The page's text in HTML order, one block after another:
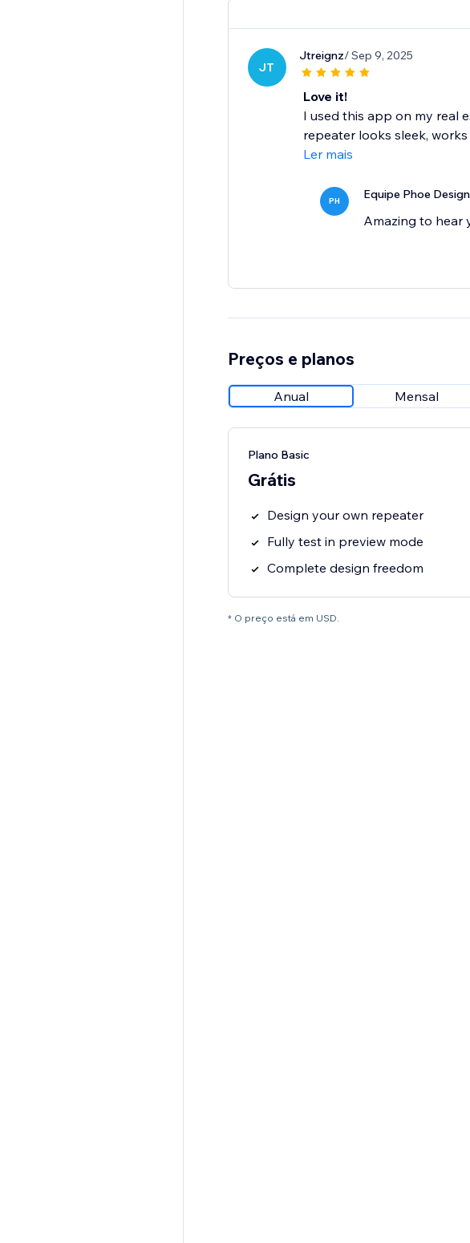
JT
Jtreignz/ Sep 9, 2025
Love it!
I used this app on my real
repeater looks sleek,
Ler mais
PH Equipe Phoe Design
Amazing to hear
Preços e planos
Anual Mensal
Plano Basic
Grátis
Design your own repeater
Fully test in preview mode
Complete design freedom
* O preço está em USD.